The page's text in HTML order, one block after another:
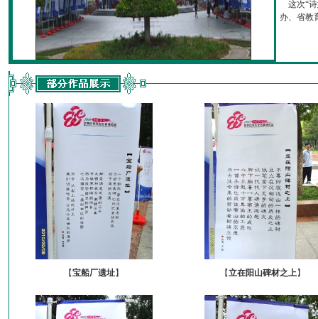
这次“诗
办、省教
【宝船厂遗址】 【立在阳山碑材之上】